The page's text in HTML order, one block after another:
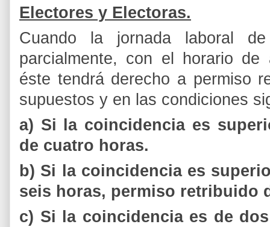
Electores y Electoras.
Cuando la jornada laboral
parcialmente, con el horario
éste tendrá derecho a permiso
supuestos y en las condiciones
a) Si la coincidencia es
de cuatro horas.
b) Si la coincidencia es
seis horas, permiso retribuido
c) Si la coincidencia es de